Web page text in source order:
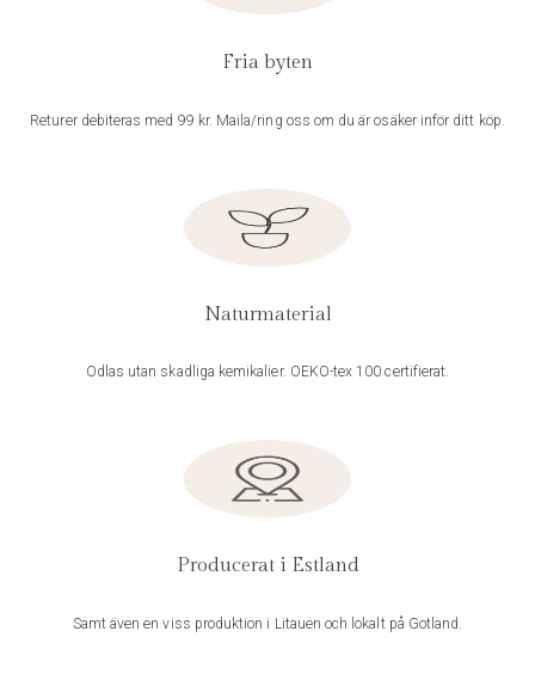
Fria byten
Returer debiteras med 99 kr. Maila/ring oss om du är osäker inför ditt köp.
Naturmaterial
Odlas utan skadliga kemikalier. OEKO-tex 100 certifierat.
Producerat i Estland
Samt även en viss produktion i Litauen och lokalt på Gotland.